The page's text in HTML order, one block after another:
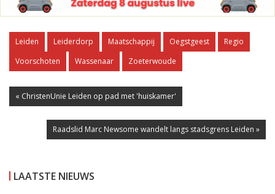
Leiden Leiderdorp Maatschappij Oegstgeest
Regio
Voorschoten
Wassenaar Zoeterwoude
« ChristenUnie Leiden op pad met 'huiskamer'
Raadslid Marc Newsome wandelt langs stadsgrens Leiden »
LAATSTE NIEUWS